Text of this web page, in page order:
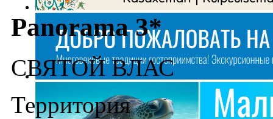
Panorama 3*
СВЯТОЙ ВЛАС
Территория